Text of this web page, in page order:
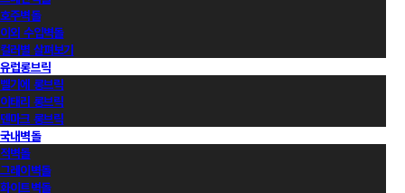
호주벽돌
이외 수입벽돌
컬러별 살펴보기
유럽롱브릭
벨기에 롱브릭
이태리 롱브릭
덴마크 롱브릭
국내벽돌
적벽돌
그레이벽돌
화이트벽돌